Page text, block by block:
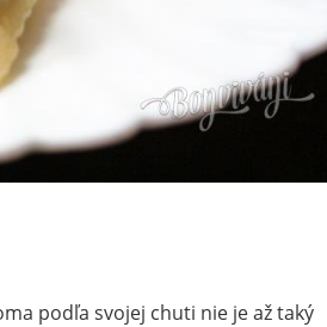
podľa svojej chuti nie je až taký